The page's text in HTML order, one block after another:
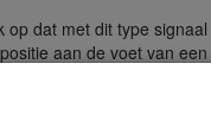
op dat met dit type
aan de voet van
progressie (signalen #2